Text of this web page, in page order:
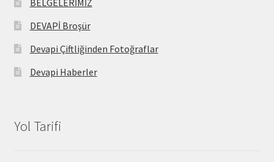
BELGELERİMİZ
DEVAPİ Broşür
Devapi Çiftliğinden Fotoğraflar
Devapi Haberler
Yol Tarifi